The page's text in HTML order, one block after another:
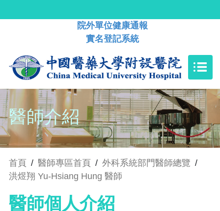
院外單位健康通報
實名登記系統
醫師介紹
首頁 / 醫師專區首頁 / 外科系統部門醫師總覽 /
洪煜翔 Yu-Hsiang Hung 醫師
醫師個人介紹